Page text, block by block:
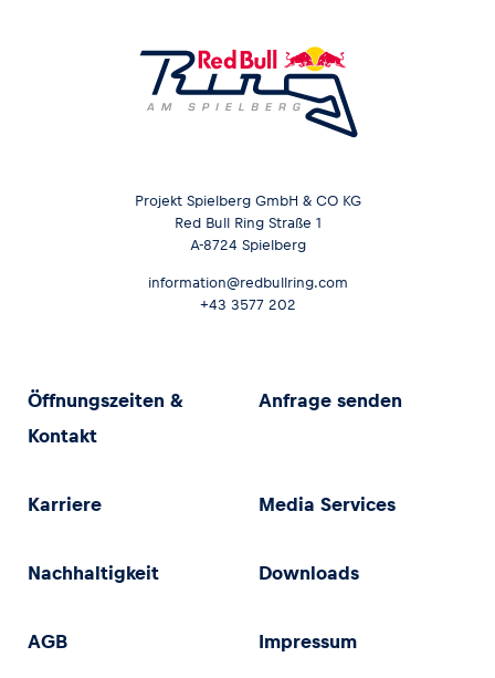
Projekt Spielberg GmbH & CO KG
Red Bull Ring Straße 1
A-8724 Spielberg
information@redbullring.com
+43 3577 202
Öffnungszeiten &
Kontakt
Anfrage senden
Karriere Media Services
Nachhaltigkeit Downloads
AGB Impressum